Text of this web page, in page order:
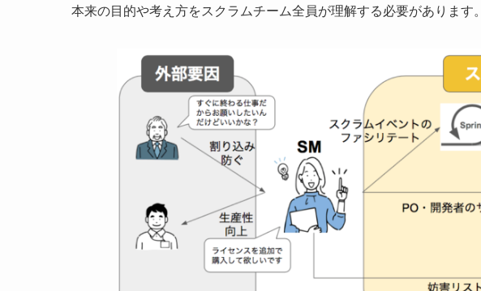
本来の目的や考え方をスクラムチーム全員が理解する必要があります。